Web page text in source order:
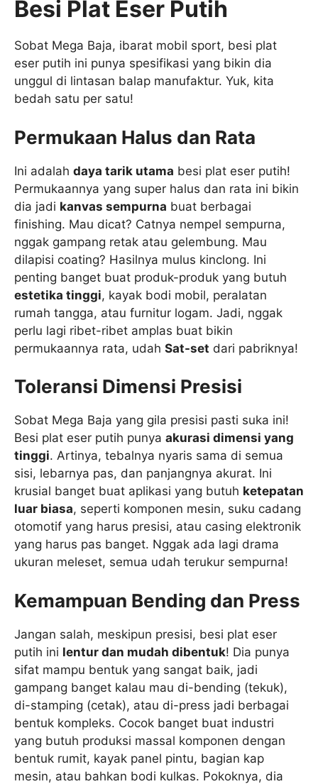
Besi Plat Eser Putih
Sobat Mega Baja, ibarat mobil sport, besi plat
eser putih ini punya spesifikasi yang bikin dia
unggul di lintasan balap manufaktur. Yuk, kita
bedah satu per satu!
Permukaan Halus dan Rata
Ini adalah daya tarik utama besi plat eser putih!
Permukaannya yang super halus dan rata ini bikin
dia jadi kanvas sempurna buat berbagai
finishing. Mau dicat? Catnya nempel sempurna,
nggak gampang retak atau gelembung. Mau
dilapisi coating? Hasilnya mulus kinclong. Ini
penting banget buat produk-produk yang butuh
estetika tinggi, kayak bodi mobil, peralatan
rumah tangga, atau furnitur logam. Jadi, nggak
perlu lagi ribet-ribet amplas buat bikin
permukaannya rata, udah Sat-set dari pabriknya!
Toleransi Dimensi Presisi
Sobat Mega Baja yang gila presisi pasti suka ini!
Besi plat eser putih punya akurasi dimensi yang
tinggi. Artinya, tebalnya nyaris sama di semua
sisi, lebarnya pas, dan panjangnya akurat. Ini
krusial banget buat aplikasi yang butuh ketepatan
luar biasa, seperti komponen mesin, suku cadang
otomotif yang harus presisi, atau casing elektronik
yang harus pas banget. Nggak ada lagi drama
ukuran meleset, semua udah terukur sempurna!
Kemampuan Bending dan Press
Jangan salah, meskipun presisi, besi plat eser
putih ini lentur dan mudah dibentuk! Dia punya
sifat mampu bentuk yang sangat baik, jadi
gampang banget kalau mau di-bending (tekuk),
di-stamping (cetak), atau di-press jadi berbagai
bentuk kompleks. Cocok banget buat industri
yang butuh produksi massal komponen dengan
bentuk rumit, kayak panel pintu, bagian kap
mesin, atau bahkan bodi kulkas. Pokoknya, dia